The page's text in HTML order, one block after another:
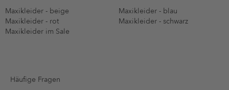
Maxikleider - beige
Maxikleider - blau
Maxikleider - rot
Maxikleider - schwarz
Maxikleider im Sale
Häufige Fragen